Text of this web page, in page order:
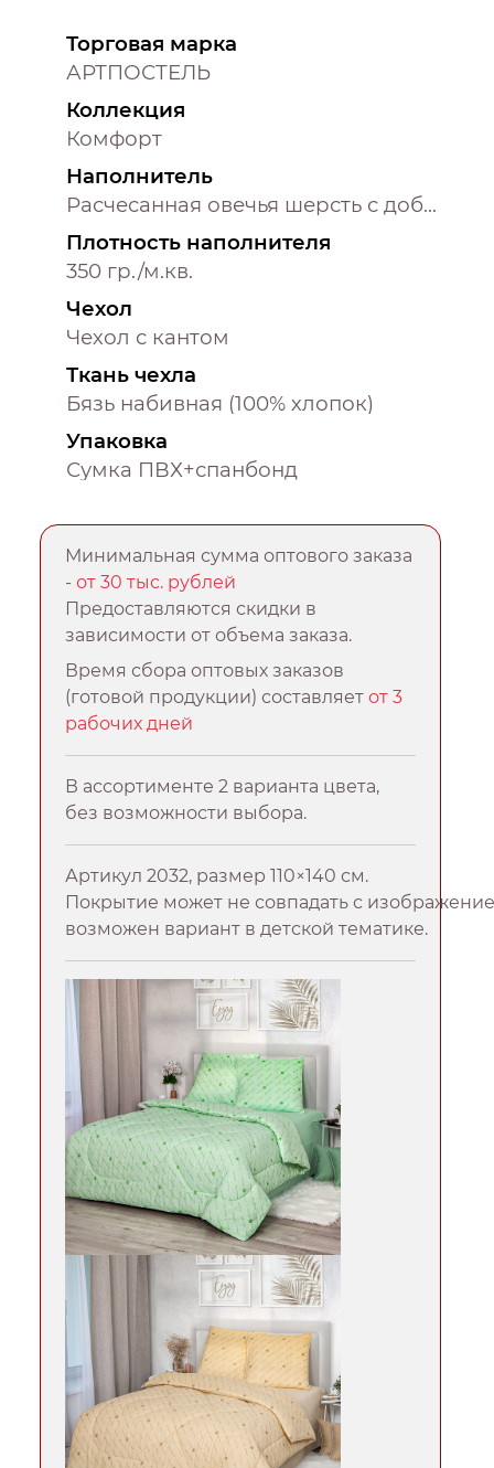
Торговая марка
АРТПОСТЕЛЬ
Коллекция
Комфорт
Наполнитель
Расчесанная овечья шерсть с добавление полиэфирного волокна
Плотность наполнителя
350 гр./м.кв.
Чехол
Чехол с кантом
Ткань чехла
Бязь набивная (100% хлопок)
Упаковка
Сумка ПВХ+спанбонд
Минимальная сумма оптового заказа
-от 30 тыс. рублей
Предоставляются скидки в
зависимости от объема заказа.
Время сбора оптовых заказов
(готовой продукции) составляетот 3
рабочих дней
В ассортименте 2 варианта цвета,
без возможности выбора.
Артикул 2032, размер 110×140 см.
Покрытие может не совпадать с
возможен вариант в детской тематике.